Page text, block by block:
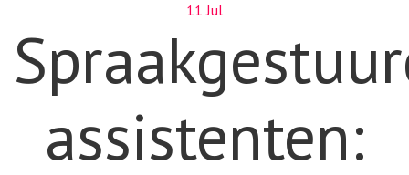
11 Jul
assistenten: